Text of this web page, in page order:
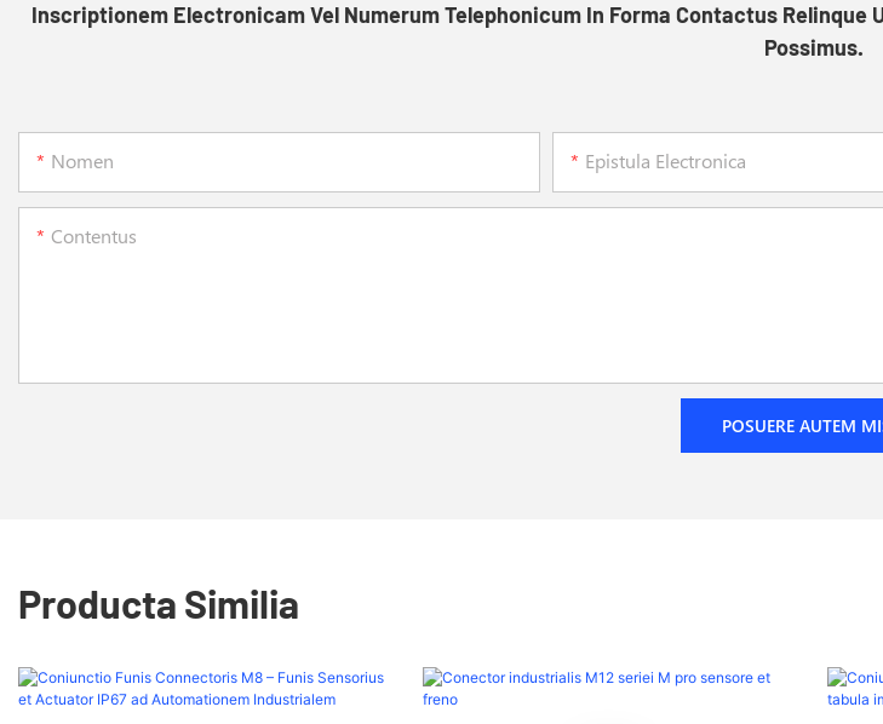
Inscriptionem Electronicam Vel Numerum Telephonicum In Forma Contactus
Possimus.
Nomen Epistula Electronica
Contentus
POSUERE AUTEM
Producta Similia